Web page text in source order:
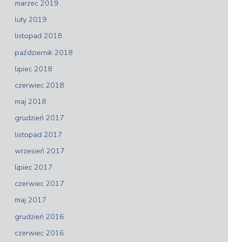
marzec 2019
luty 2019
listopad 2018
październik 2018
lipiec 2018
czerwiec 2018
maj 2018
grudzień 2017
listopad 2017
wrzesień 2017
lipiec 2017
czerwiec 2017
maj 2017
grudzień 2016
czerwiec 2016